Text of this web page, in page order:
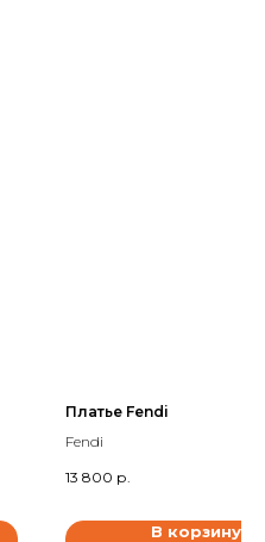
Платье Fendi
Fendi
13 800 р.
В корзину